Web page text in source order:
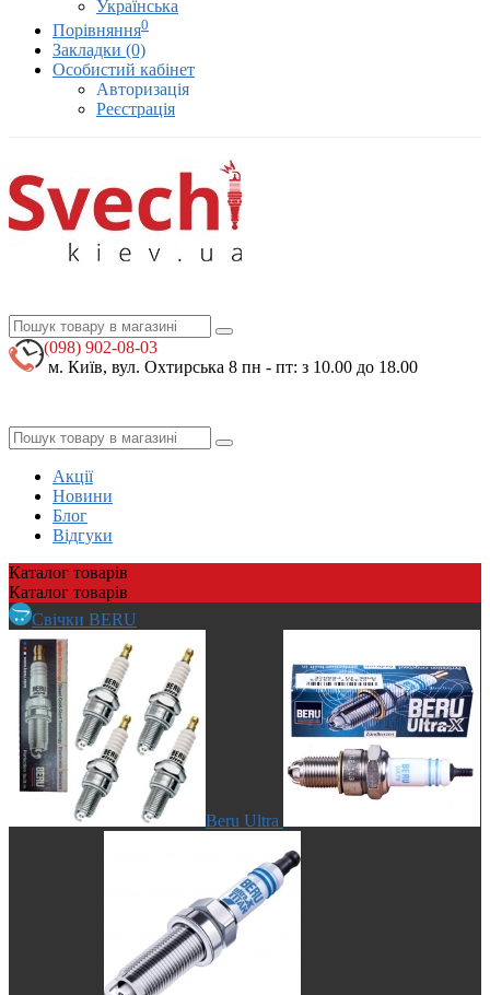
Українська
Порівняння0
Закладки (0)
Особистий кабінет
Авторизація
Реєстрація
(098) 902-08-03
м. Київ, вул. Охтирська 8 пн - пт: з 10.00 до 18.00
Акції
Новини
Блог
Відгуки
Каталог товарів
Каталог товарів
Свічки BERU
Beru Ultra